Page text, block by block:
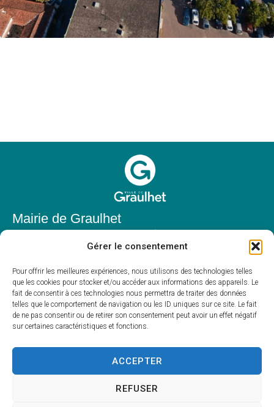
Gérer le consentement
Pour offrir les meilleures expériences, nous utilisons des technologies telles
que les cookies pour stocker et/ou accéder aux informations des appareils. Le
fait de consentir à ces technologies nous permettra de traiter des données
telles que le comportement de navigation ou les ID uniques sur ce site. Le fait
de ne pas consentir ou de retirer son consentement peut avoir un effet négatif
sur certaines caractéristiques et fonctions.
ACCEPTER
REFUSER
Mairie de Graulhet
81300 Graulhet
05 63 42 85 50
mairie@mairie-graulhet.fr
Horaires d'ouverture
Du lundi au vendredi :